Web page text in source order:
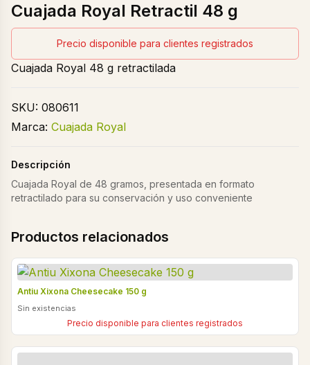
Cuajada Royal Retractil 48 g
Precio disponible para clientes registrados
Cuajada Royal 48 g retractilada
SKU: 080611
Marca: Cuajada Royal
Descripción
Cuajada Royal de 48 gramos, presentada en formato
retractilado para su conservación y uso conveniente
Productos relacionados
Antiu Xixona Cheesecake 150 g
Sin existencias
Precio disponible para clientes registrados